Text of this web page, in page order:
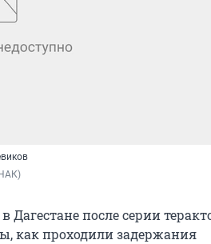
после серии
как проходили задержания